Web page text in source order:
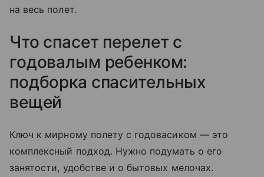
на весь полет.
Что спасет перелет с
годовалым ребенком:
подборка спасительных
вещей
Ключ к мирному полету с годовасиком — это
комплексный подход. Нужно подумать о его
занятости, удобстве и о бытовых мелочах.